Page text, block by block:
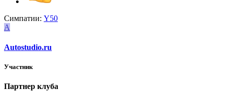
Симпатии: Y50
A
Autostudio.ru
Участник
Партнер клуба